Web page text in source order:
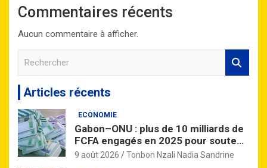
Commentaires récents
Aucun commentaire à afficher.
r
c
h
e
Articles récents
ECONOMIE
Gabon–ONU : plus de 10 milliards de
FCFA engagés en 2025 pour soutenir
le développement durable
9 août 2026 Tonbon Nzali Nadia Sandrine